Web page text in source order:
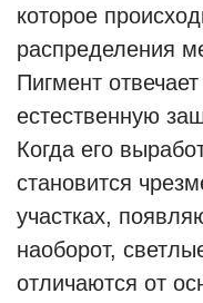
которое
распределения
Пигмент
естественную
Когда его
становится
участках,
наоборот,
отличаются от